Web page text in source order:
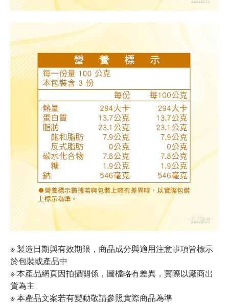
※ 製造日期與有效期限，商品成分與適用注意事項皆標示
於包裝或產品中
※ 本產品網頁因拍攝關係，圖檔略有差異，實際以廠商出
貨為主
※ 本產品文案若有變動敬請參照實際商品為準